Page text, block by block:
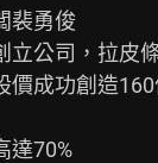
裴勇俊
立公司，拉皮
價成功創造
達70%